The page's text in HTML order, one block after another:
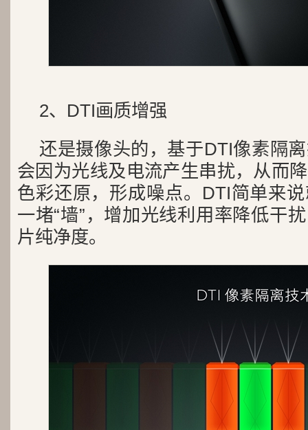
2、DTI画质增强
还是摄像头的，基于DTI像素隔
会因为光线及电流产生串扰，从而
色彩还原，形成噪点。DTI简单来
一堵“墙”，增加光线利用率降低干
片纯净度。